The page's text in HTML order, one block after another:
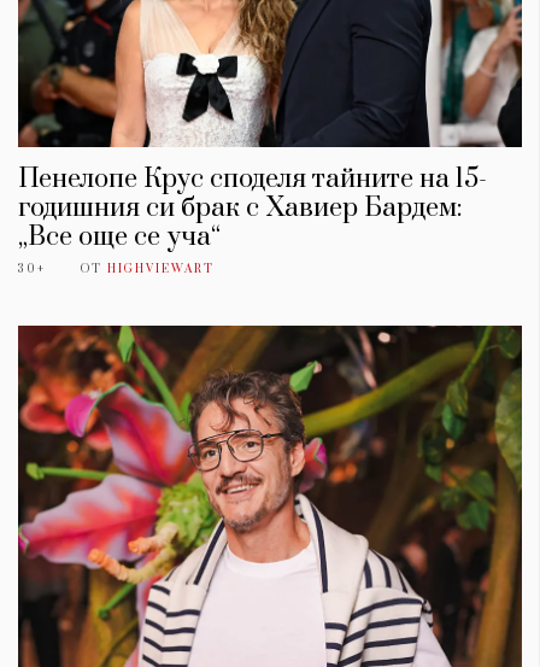
Пенелопе Крус споделя тайните на 15-
годишния си брак с Хавиер Бардем:
„Все още се уча“
30+ ОТ HIGHVIEWART